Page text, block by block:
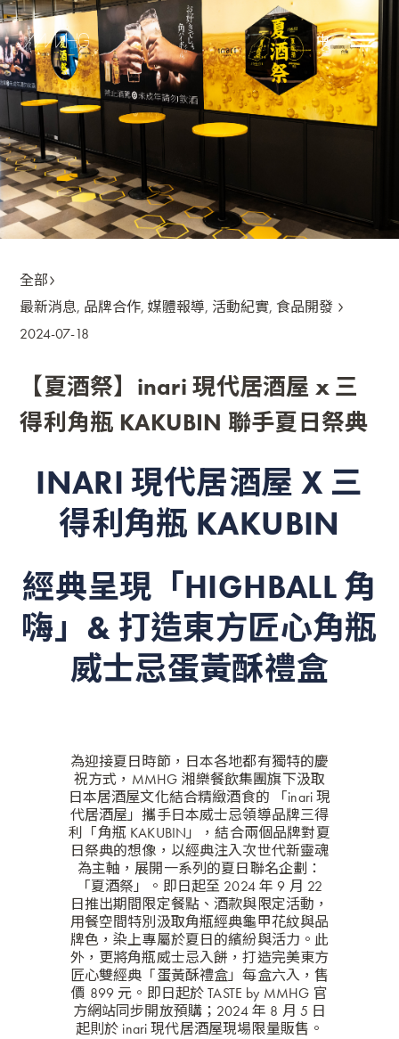
中
全部
最新消息, 品牌合作,媒體報導, 活動紀實, 食品開發
2024-07-18
【夏酒祭】inari 現代居酒屋 x 三
得利角瓶 KAKUBIN 聯手夏日祭典
INARI 現代居酒屋 X 三
得利角瓶 KAKUBIN
經典呈現「HIGHBALL 角
嗨」& 打造東方匠心角瓶
威士忌蛋黃酥禮盒
為迎接夏日時節，日本各地都有獨特的慶
祝方式，MMHG 湘樂餐飲集團旗下汲取
日本居酒屋文化結合精緻酒食的 「inari 現
代居酒屋 」攜手日本威士忌領導品牌三得
利「角瓶 KAKUBIN」，結合兩個品牌對夏
日祭典的想像，以經典注入次世代新靈魂
為主軸，展開一系列的夏日聯名企劃：
「夏酒祭」。即日起至 2024 年 9 月 22
日推出期間限定餐點、酒款與限定活動，
用餐空間特別汲取角瓶經典龜甲花紋與品
牌色，染上專屬於夏日的繽紛與活力。此
外，更將角瓶威士忌入餅，打造完美東方
匠心雙經典「蛋黃酥禮盒」每盒六入，售
價 899 元。即日起於TASTE by MMHG 官
方網站同步開放預購；2024 年 8 月 5 日
起則於 inari 現代居酒屋現場限量販售。